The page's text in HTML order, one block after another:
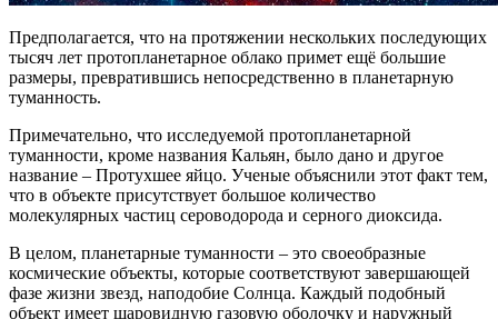
Предполагается, что на протяжении нескольких последующих
тысяч лет протопланетарное облако примет ещё большие
размеры, превратившись непосредственно в планетарную
туманность.
Примечательно, что исследуемой протопланетарной
туманности, кроме названия Кальян, было дано и другое
название – Протухшее яйцо. Ученые объяснили этот факт тем,
что в объекте присутствует большое количество
молекулярных частиц сероводорода и серного диоксида.
В целом, планетарные туманности – это своеобразные
космические объекты, которые соответствуют завершающей
фазе жизни звезд, наподобие Солнца. Каждый подобный
объект имеет шаровидную газовую оболочку и наружный